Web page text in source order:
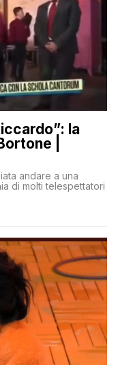
la
|
andare a una
di molti telespettatori